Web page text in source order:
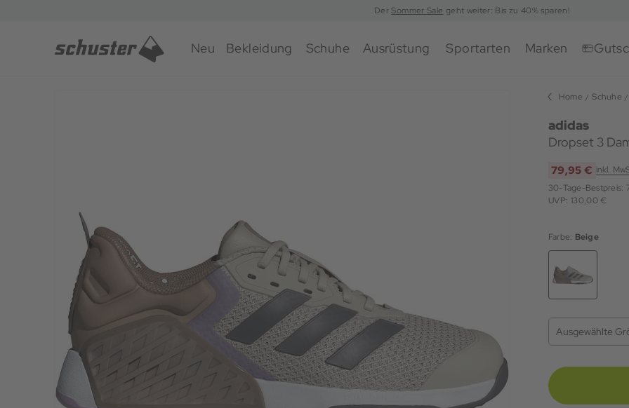
DerSommer Sale geht weiter: Bis zu 40% sparen!
Neu Bekleidung Schuhe Ausrüstung Sportarten Marken
Home Schuhe
adidas
Dropset 3
79,95 € inkl.
30-Tage-Bestpreis:
UVP: 130,00 €
Farbe: Beige
Ausgewählte